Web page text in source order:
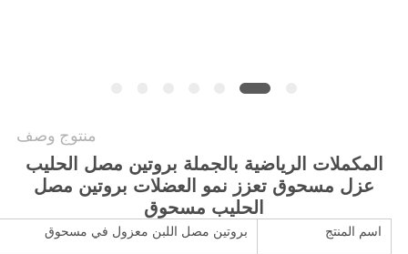
منتوج وصف
المكملات الرياضية بالجملة بروتين مصل الحليب
عزل مسحوق تعزز نمو العضلات بروتين مصل
الحليب مسحوق
اسم المنتج بروتين مصل اللبن معزول في مسحوق